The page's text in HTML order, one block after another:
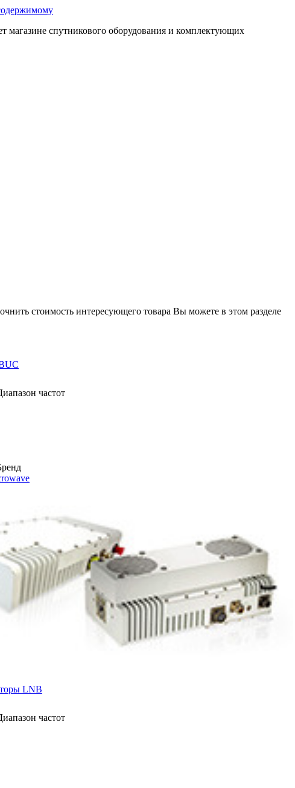
магазине спутникового оборудования и комплектующих
стоимость интересующего товара Вы можете в этом разделе
частот
LNB
частот